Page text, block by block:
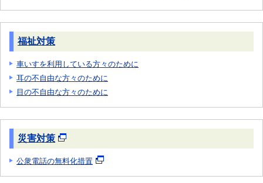
福祉対策
車いすを利用している方々のために
耳の不自由な方々のために
目の不自由な方々のために
災害対策
公衆電話の無料化措置